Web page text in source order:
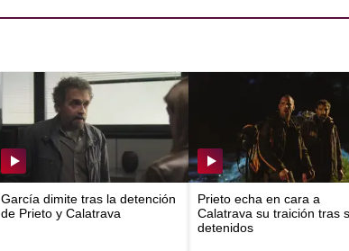
García dimite tras la detención
de Prieto y Calatrava
Prieto echa en cara a
Calatrava su traición tras
detenidos